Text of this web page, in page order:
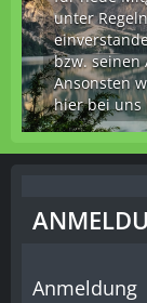
unter
bzw. seinen
Ansonsten
hier bei uns
Anmeldung